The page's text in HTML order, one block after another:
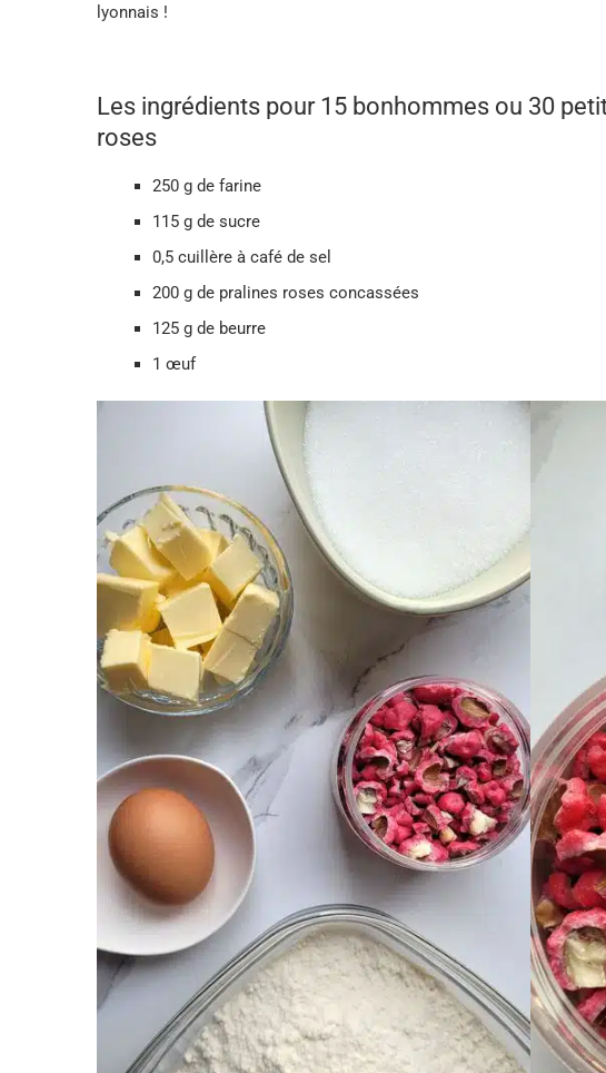
lyonnais !
Les ingrédients pour 15 bonhommes ou 30
roses
250 g de farine
115 g de sucre
0,5 cuillère à café de sel
200 g de pralines roses concassées
125 g de beurre
1 œuf